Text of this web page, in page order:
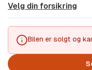
Velg din forsikring
Bilen er solgt og